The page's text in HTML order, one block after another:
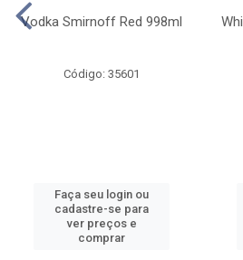
Vodka Smirnoff Red 998ml
Código: 35601
Faça seu login ou
cadastre-se para
ver preços e
comprar